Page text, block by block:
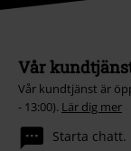
Vår
Vår kundtjänst är
- 13:00). Lär dig mer
Starta chatt.